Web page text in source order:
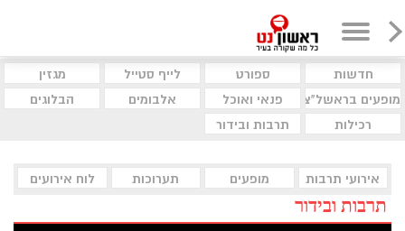
חדשות ספורט לייף סטייל
מגזין
מופעים בראשל"צ
פנאי ואוכל אלבומים
הבלוגים
רכילות
תרבות ובידור
אירועי תרבות מופעים תערוכות לוח אירועים
תרבות ובידור